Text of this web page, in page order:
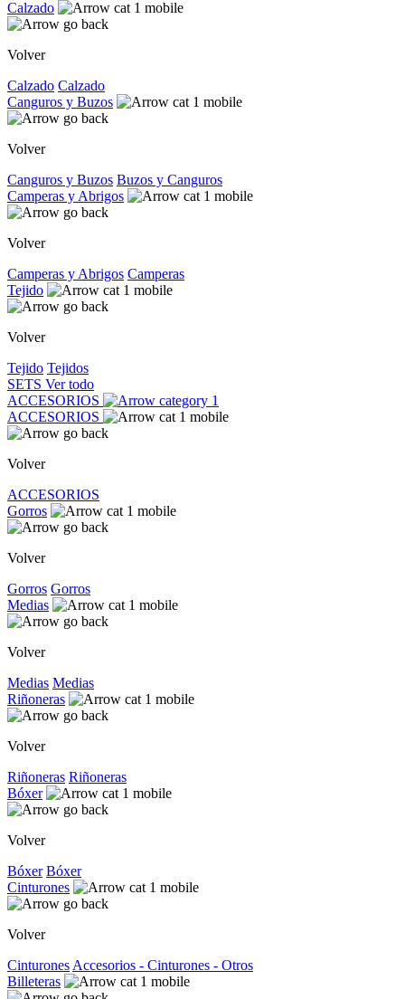
Calzado
Volver
Calzado Calzado
Canguros y Buzos
Volver
Canguros y Buzos Buzos y Canguros
Camperas y Abrigos
Volver
Camperas y Abrigos Camperas
Tejido
Volver
Tejido Tejidos
SETS Ver todo
ACCESORIOS
ACCESORIOS
Volver
ACCESORIOS
Gorros
Volver
Gorros Gorros
Medias
Volver
Medias Medias
Riñoneras
Volver
Riñoneras Riñoneras
Bóxer
Volver
Bóxer Bóxer
Cinturones
Volver
Cinturones Accesorios - Cinturones - Otros
Billeteras